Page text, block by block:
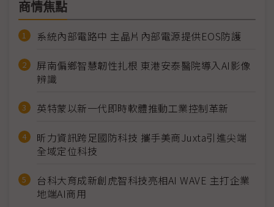
商情焦點
系統內部電路中 主晶片內部電源提供EOS防護
屏南偏鄉智慧韌性扎根 東港安泰醫院導入AI影像
辨識
英特蒙以新一代即時軟體推動工業控制革新
昕力資訊跨足國防科技 攜手美商Juxta引進尖端
全域定位科技
台科大育成新創虎智科技亮相AI WAVE 主打企業
地端AI商用